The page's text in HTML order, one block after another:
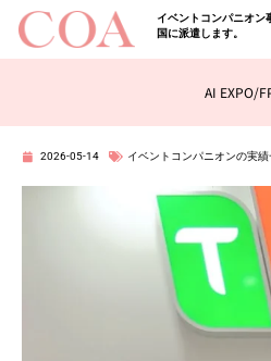
イベントコンパニオン
国に派遣します。
AI EXPO/
2026-05-14 イベントコンパニオンの実績